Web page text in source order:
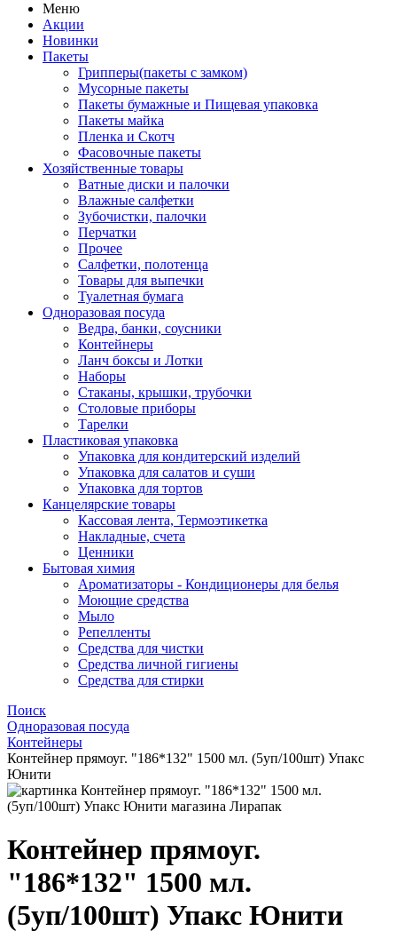
Меню
Акции
Новинки
Пакеты
Грипперы(пакеты с замком)
Мусорные пакеты
Пакеты бумажные и Пищевая упаковка
Пакеты майка
Пленка и Скотч
Фасовочные пакеты
Хозяйственные товары
Ватные диски и палочки
Влажные салфетки
Зубочистки, палочки
Перчатки
Прочее
Салфетки, полотенца
Товары для выпечки
Туалетная бумага
Одноразовая посуда
Ведра, банки, соусники
Контейнеры
Ланч боксы и Лотки
Наборы
Стаканы, крышки, трубочки
Столовые приборы
Тарелки
Пластиковая упаковка
Упаковка для кондитерский изделий
Упаковка для салатов и суши
Упаковка для тортов
Канцелярские товары
Кассовая лента, Термоэтикетка
Накладные, счета
Ценники
Бытовая химия
Ароматизаторы - Кондиционеры для белья
Моющие средства
Мыло
Репелленты
Средства для чистки
Средства личной гигиены
Средства для стирки
Поиск
Одноразовая посуда
Контейнеры
Контейнер прямоуг. "186*132" 1500 мл. (5уп/100шт) Упакс
Юнити
Контейнер прямоуг.
"186*132" 1500 мл.
(5уп/100шт) Упакс Юнити